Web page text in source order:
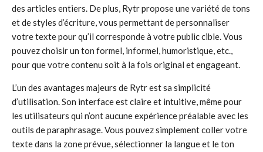
des articles entiers. De plus, Rytr propose une variété de tons
et de styles d’écriture, vous permettant de personnaliser
votre texte pour qu’il corresponde à votre public cible. Vous
pouvez choisir un ton formel, informel, humoristique, etc.,
pour que votre contenu soit à la fois original et engageant.
L’un des avantages majeurs de Rytr est sa simplicité
d’utilisation. Son interface est claire et intuitive, même pour
les utilisateurs qui n’ont aucune expérience préalable avec les
outils de paraphrasage. Vous pouvez simplement coller votre
texte dans la zone prévue, sélectionner la langue et le ton